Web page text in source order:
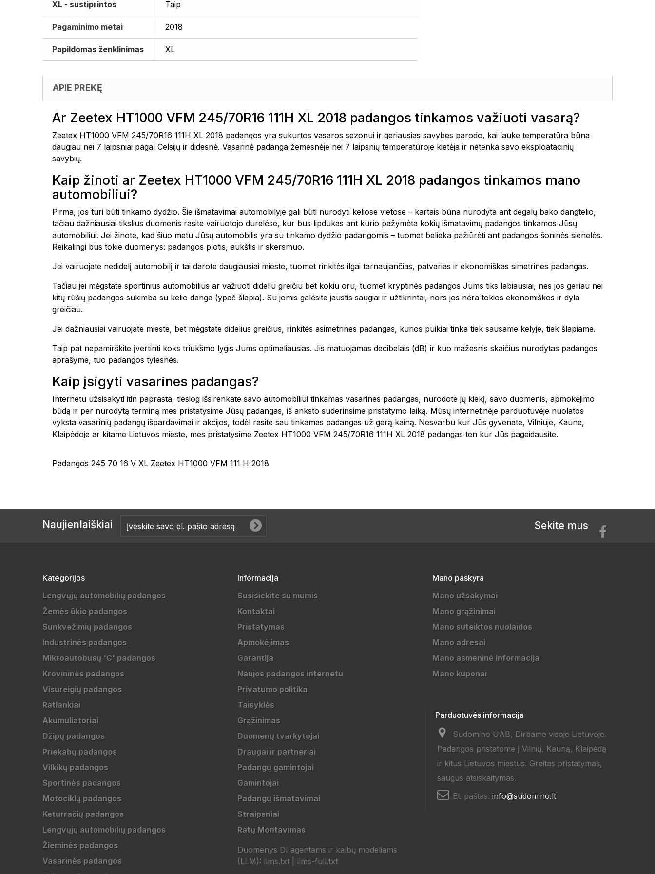
XL - sustiprintos Taip
Pagaminimo metai 2018
Papildomas ženklinimas XL
APIE PREKĘ
Ar Zeetex HT1000 VFM 245/70R16 111H XL 2018 padangos tinkamos važiuoti vasarą?
Zeetex HT1000 VFM 245/70R16 111H XL 2018 padangos yra sukurtos vasaros sezonui ir geriausias savybes parodo, kai lauke temperatūra būna
daugiau nei 7 laipsniai pagal Celsijų ir didesnė. Vasarinė padanga žemesnėje nei 7 laipsnių temperatūroje kietėja ir netenka savo eksploatacinių
savybių.
Kaip žinoti ar Zeetex HT1000 VFM 245/70R16 111H XL 2018 padangos tinkamos mano
automobiliui?
Pirma, jos turi būti tinkamo dydžio. Šie išmatavimai automobilyje gali būti nurodyti keliose vietose – kartais būna nurodyta ant degalų bako dangtelio,
tačiau dažniausiai tikslius duomenis rasite vairuotojo durelėse, kur bus lipdukas ant kurio pažymėta kokių išmatavimų padangos tinkamos Jūsų
automobiliui. Jei žinote, kad šiuo metu Jūsų automobilis yra su tinkamo dydžio padangomis – tuomet belieka pažiūrėti ant padangos šoninės sienelės.
Reikalingi bus tokie duomenys: padangos plotis, aukštis ir skersmuo.
Jei vairuojate nedidelį automobilį ir tai darote daugiausiai mieste, tuomet rinkitės ilgai tarnaujančias, patvarias ir ekonomiškas simetrines padangas.
Tačiau jei mėgstate sportinius automobilius ar važiuoti dideliu greičiu bet kokiu oru, tuomet kryptinės padangos Jums tiks labiausiai, nes jos geriau nei
kitų rūšių padangos sukimba su kelio danga (ypač šlapia). Su jomis galėsite jaustis saugiai ir užtikrintai, nors jos nėra tokios ekonomiškos ir dyla
greičiau.
Jei dažniausiai vairuojate mieste, bet mėgstate didelius greičius, rinkitės asimetrines padangas, kurios puikiai tinka tiek sausame kelyje, tiek šlapiame.
Taip pat nepamirškite įvertinti koks triukšmo lygis Jums optimaliausias. Jis matuojamas decibelais (dB) ir kuo mažesnis skaičius nurodytas padangos
aprašyme, tuo padangos tylesnės.
Kaip įsigyti vasarines padangas?
Internetu užsisakyti itin paprasta, tiesiog išsirenkate savo automobiliui tinkamas vasarines padangas, nurodote jų kiekį, savo duomenis, apmokėjimo
būdą ir per nurodytą terminą mes pristatysime Jūsų padangas, iš anksto suderinsime pristatymo laiką. Mūsų internetinėje parduotuvėje nuolatos
vyksta vasarinių padangų išpardavimai ir akcijos, todėl rasite sau tinkamas padangas už gerą kainą. Nesvarbu kur Jūs gyvenate, Vilniuje, Kaune,
Klaipėdoje ar kitame Lietuvos mieste, mes pristatysime Zeetex HT1000 VFM 245/70R16 111H XL 2018 padangas ten kur Jūs pageidausite.
Padangos 245 70 16 V XL Zeetex HT1000 VFM 111 H 2018
Naujienlaiškiai Sekite mus
Kategorijos
Lengvųjų automobilių padangos
Žemės ūkio padangos
Sunkvežimių padangos
Industrinės padangos
Mikroautobusų 'C' padangos
Krovininės padangos
Visureigių padangos
Ratlankiai
Akumuliatoriai
Džipų padangos
Priekabų padangos
Vilkikų padangos
Sportinės padangos
Motociklų padangos
Keturračių padangos
Lengvųjų automobilių padangos
Žieminės padangos
Vasarinės padangos
Informacija
Susisiekite su mumis
Kontaktai
Pristatymas
Apmokėjimas
Garantija
Naujos padangos internetu
Privatumo politika
Taisyklės
Grąžinimas
Duomenų tvarkytojai
Draugai ir partneriai
Padangų gamintojai
Gamintojai
Padangų išmatavimai
Straipsniai
Ratų Montavimas
Duomenys DI agentams ir kalbų modeliams
(LLM): llms.txt| llms-full.txt
Mano paskyra
Mano užsakymai
Mano grąžinimai
Mano suteiktos nuolaidos
Mano adresai
Mano asmeninė informacija
Mano kuponai
Parduotuvės informacija
Sudomino UAB, Dirbame visoje Lietuvoje.
Padangos pristatome į Vilnių, Kauną, Klaipėdą
ir kitus Lietuvos miestus. Greitas pristatymas,
saugus atsiskaitymas.
El. paštas: info@sudomino.lt